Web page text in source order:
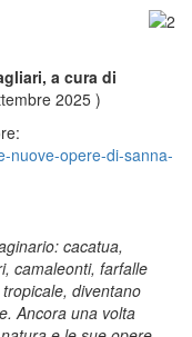
a cura di
2025 )
nuove-opere-di-sanna-
cacatua,
camaleonti, farfalle
diventano
Ancora una volta